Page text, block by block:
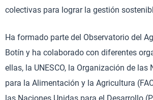
colectivas para lograr la gestión
Ha formado parte del Observatorio del
Botín y ha colaborado con diferentes
ellas, la UNESCO, la Organización de las
para la Alimentación y la Agricultura